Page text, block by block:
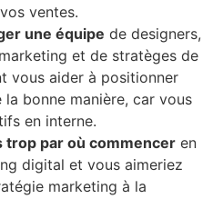
ventes.
une équipe de designers,
et de stratèges de
vous aider à positionner
bonne manière, car vous
en interne.
trop par où commencer en
digital et vous aimeriez
marketing à la